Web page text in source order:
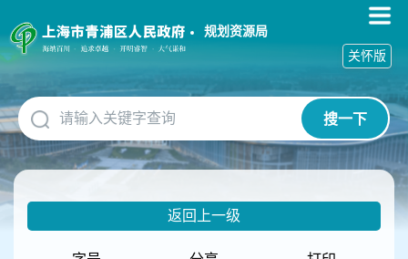
障
碍
作
说
明
跳
到
网
规划资源局
搜一下
关怀版
返回上一级